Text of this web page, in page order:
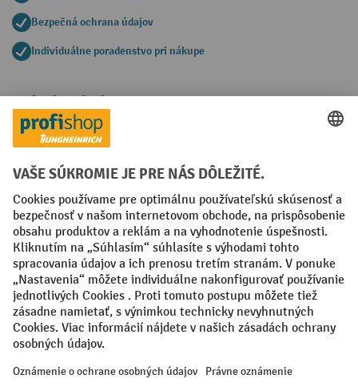
Bezpečná ochrana údajov
Individuálne poradenstvo pri nákupe
Spôsoby platby
Creditcard (Master)Creditcard (Visa)
Faktúra Predplatba
Sociálne siete
Facebook
YouTube
LinkedIn
Nastavenia ochrany osobných údajov
All prices excl. VAT plusshipping costsand possible delivery charges,